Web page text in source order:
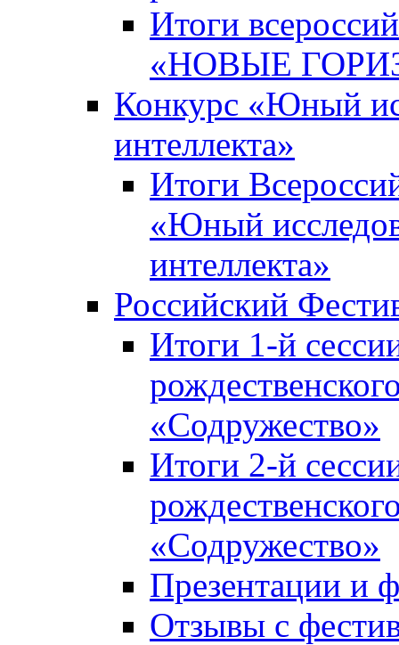
Итоги
«НОВЫЕ
Конкурс «Юный
интеллекта»
Итоги
«Юный
интеллекта»
Российский
Итоги 1-й
«Содружество»
Итоги 2-й
«Содружество»
Презентации и
Отзывы с